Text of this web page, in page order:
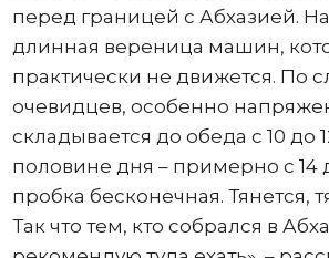
перед границей с Абхазией.
длинная вереница машин,
практически не движется. По
очевидцев, особенно
складывается до обеда с 10 до
половине дня – примерно с 14
пробка бесконечная. Тянется,
Так что тем, кто собрался в